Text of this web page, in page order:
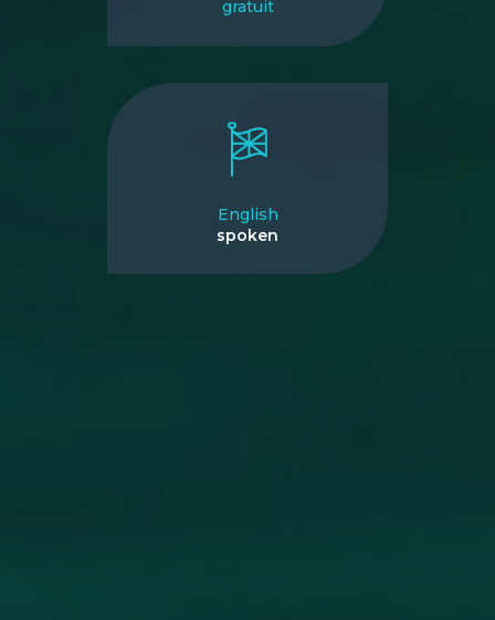
gratuit
English
spoken